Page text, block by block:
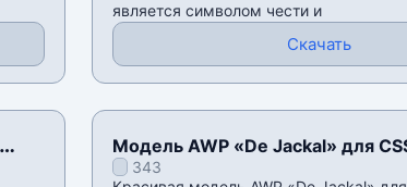
является символом чести и
Скачать
Модель AWP «De Jackal» для
343